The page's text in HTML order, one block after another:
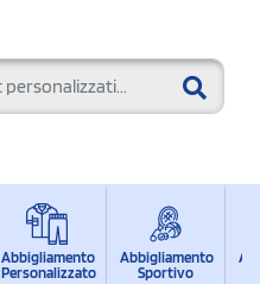
Abbigliamento
Personalizzato
Abbigliamento
Sportivo